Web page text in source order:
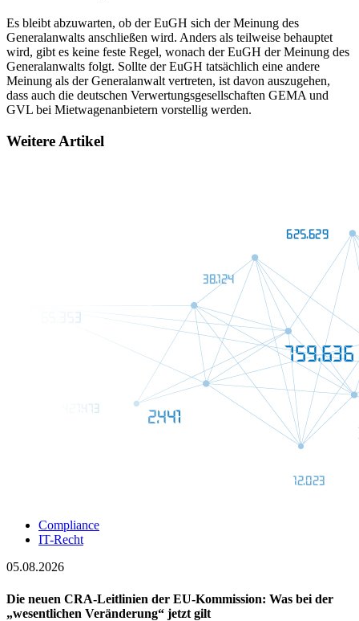
Es bleibt abzuwarten, ob der EuGH sich der Meinung des
Generalanwalts anschließen wird. Anders als teilweise behauptet
wird, gibt es keine feste Regel, wonach der EuGH der Meinung des
Generalanwalts folgt. Sollte der EuGH tatsächlich eine andere
Meinung als der Generalanwalt vertreten, ist davon auszugehen,
dass auch die deutschen Verwertungsgesellschaften GEMA und
GVL bei Mietwagenanbietern vorstellig werden.
Weitere Artikel
Compliance
IT-Recht
05.08.2026
Die neuen CRA-Leitlinien der EU-Kommission: Was bei der
„wesentlichen Veränderung“ jetzt gilt